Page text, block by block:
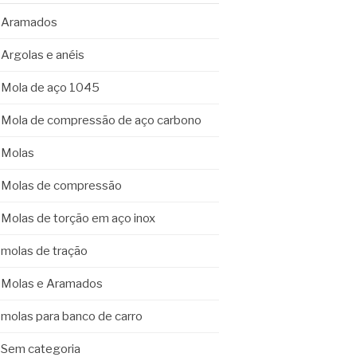
Aramados
Argolas e anéis
Mola de aço 1045
Mola de compressão de aço carbono
Molas
Molas de compressão
Molas de torção em aço inox
molas de tração
Molas e Aramados
molas para banco de carro
Sem categoria